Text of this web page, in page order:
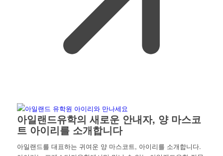
아일랜드유학의 새로운 안내자, 양 마스코
트 아이리를 소개합니다
아일랜드를 대표하는 귀여운 양 마스코트, 아이리를 소개합니다.